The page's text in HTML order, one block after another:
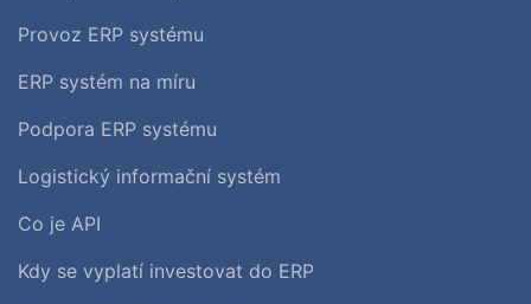
Provoz ERP systému
ERP systém na míru
Podpora ERP systému
Logistický informační systém
Co je API
Kdy se vyplatí investovat do ERP